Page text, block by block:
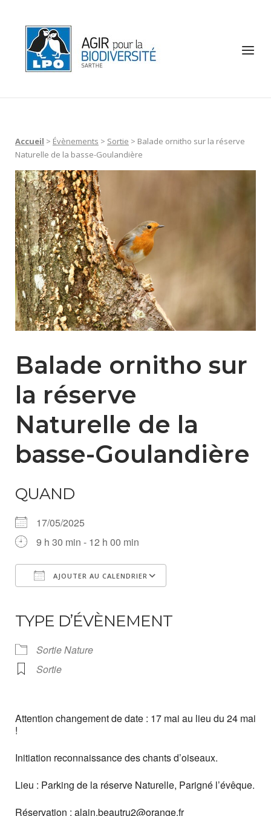
content
Menu
Accueil > Évènements > Sortie > Balade ornitho sur la réserve
Naturelle de la basse-Goulandière
Balade ornitho sur
la réserve
Naturelle de la
basse-Goulandière
QUAND
17/05/2025
9 h 30 min - 12 h 00 min
AJOUTER AU CALENDRIER
TYPE D’ÉVÈNEMENT
Sortie Nature
Sortie
Attention changement de date : 17 mai au lieu du 24 mai
!
Initiation reconnaissance des chants d’oiseaux.
Lieu : Parking de la réserve Naturelle, Parigné l’évêque.
Réservation : alain.beautru2@orange.fr